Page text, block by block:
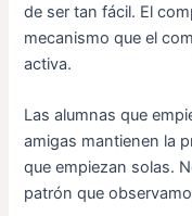
de ser tan fácil. El
mecanismo que el
activa.
Las alumnas que
amigas mantienen la
que empiezan solas.
patrón que